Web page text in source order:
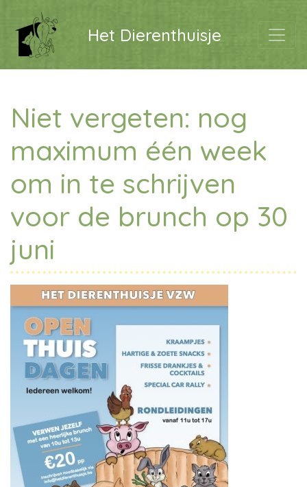
Het Dierenthuisje
Niet vergeten: nog
maximum één week
om in te schrijven
voor de brunch op 30
juni